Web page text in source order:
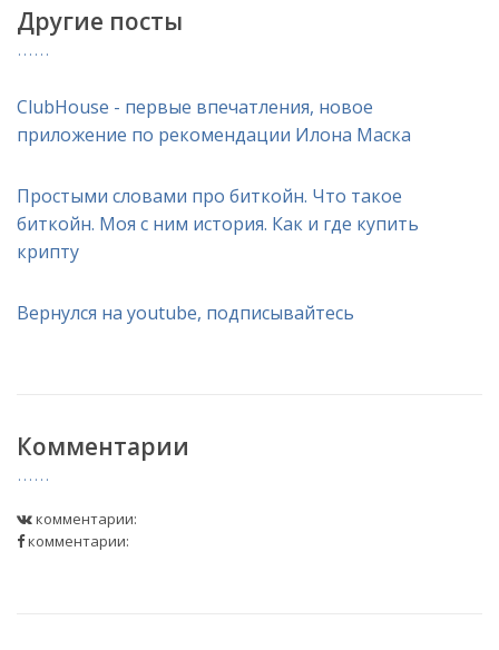
Другие посты
ClubHouse - первые впечатления, новое
приложение по рекомендации Илона Маска
Простыми словами про биткойн. Что такое
биткойн. Моя с ним история. Как и где купить
крипту
Вернулся на youtube, подписывайтесь
Комментарии
комментарии:
комментарии: